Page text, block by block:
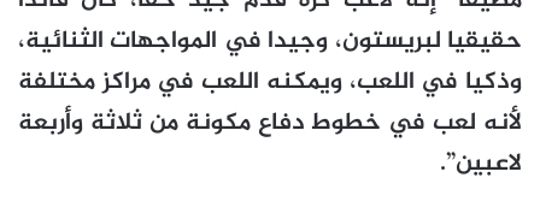
حقيقيا لبريستون، وجيدا في المواجهات الثنائية،
وذكيا في اللعب، ويمكنه اللعب في مراكز مختلفة
لأنه لعب في خطوط دفاع مكونة من ثلاثة وأربعة
لاعبين”.